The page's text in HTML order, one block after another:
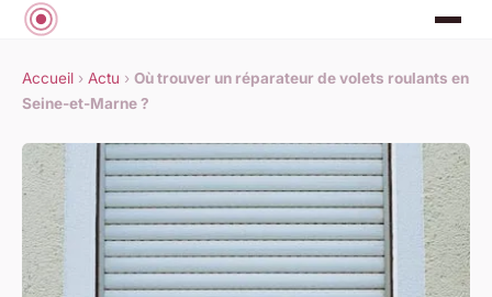
Accueil › Actu › Où trouver un réparateur de volets roulants en
Seine-et-Marne ?